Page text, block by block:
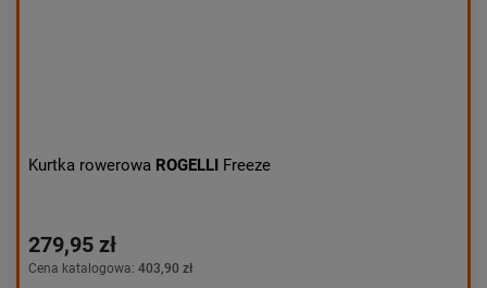
Kurtka rowerowa ROGELLI Freeze
279,95 zł
Cena katalogowa: 403,90 zł